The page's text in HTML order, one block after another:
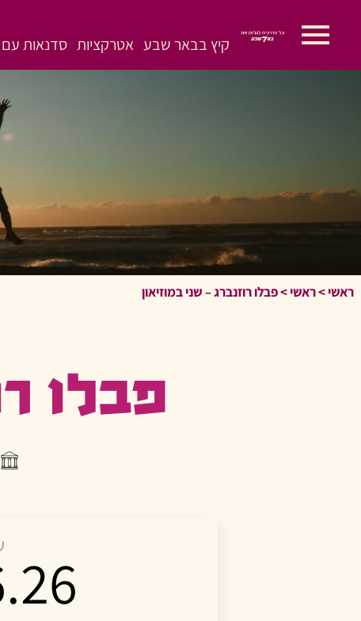
קיץ בבאר שבע אטרקציות סדנאות עם
ראשי>ראשי>פבלו רוזנברג – שני במוזיאון
פבלו